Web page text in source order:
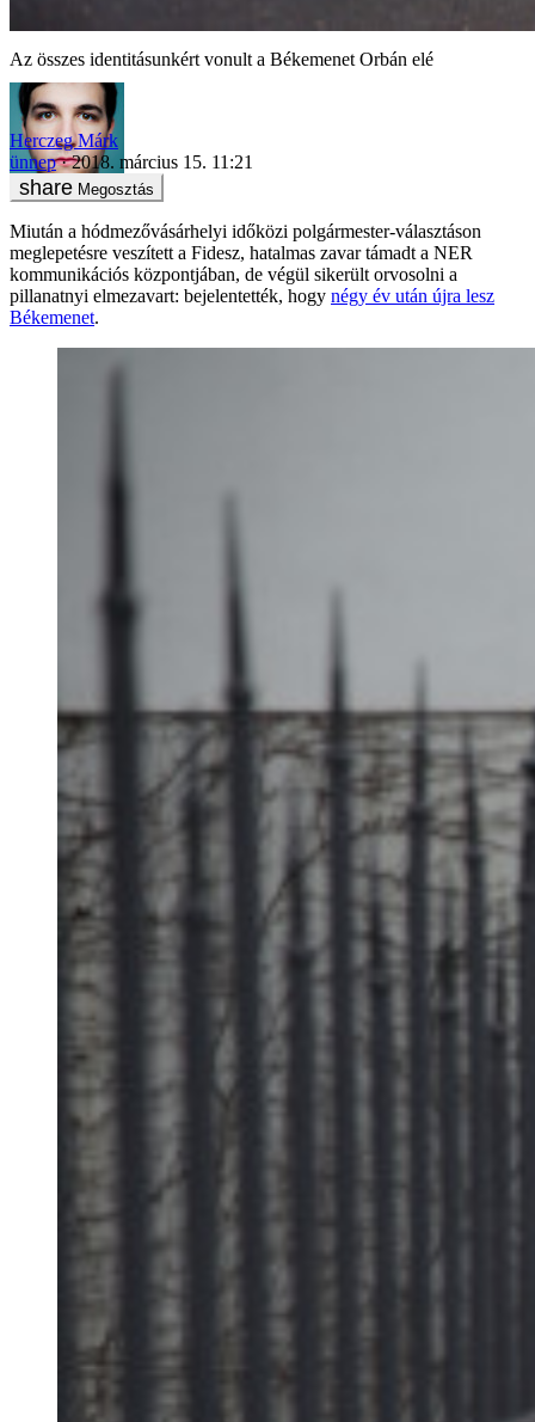
Az összes identitásunkért vonult a Békemenet Orbán elé
Herczeg Márk
ünnep
2018. március 15. 11:21
Megosztás
Miután a hódmezővásárhelyi időközi polgármester-választáson
meglepetésre veszített a Fidesz, hatalmas zavar támadt a NER
kommunikációs központjában, de végül sikerült orvosolni a
pillanatnyi elmezavart: bejelentették, hogy négy év után újra lesz
Békemenet.